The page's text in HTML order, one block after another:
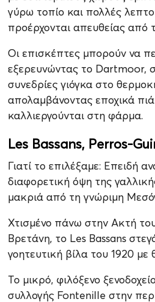
γύρω τοπίο και πολλές
προέρχονται απευθείας από
Οι επισκέπτες μπορούν να
εξερευνώντας το Dartmoor,
συνεδρίες γιόγκα στο
απολαμβάνοντας εποχικά
καλλιεργούνται στη φάρμα.
Les Bassans, Perros-
Γιατί το επιλέξαμε: Επειδή
διαφορετική όψη της
μακριά από τη γνώριμη
Χτισμένο πάνω στην Ακτή
Βρετάνη, το Les Bassans
γοητευτική βίλα του 1920
Το μικρό, φιλόξενο
συλλογής Fontenille στην